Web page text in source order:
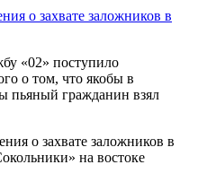
«02» поступило
о том, что якобы в
пьяный гражданин взял
о захвате заложников в
на востоке